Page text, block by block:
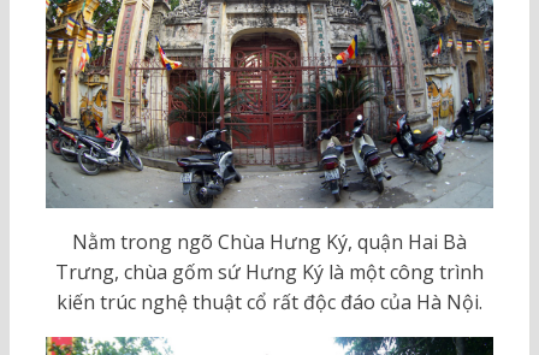
Nằm trong ngõ Chùa Hưng Ký, quận Hai Bà
Trưng, chùa gốm sứ Hưng Ký là một công trình
kiến trúc nghệ thuật cổ rất độc đáo của Hà Nội.